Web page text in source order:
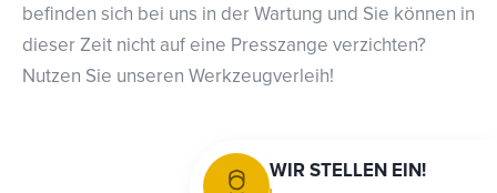
befinden sich bei uns in der Wartung und Sie können in
dieser Zeit nicht auf eine Presszange verzichten?
Nutzen Sie unseren Werkzeugverleih!
WIR STELLEN EIN!